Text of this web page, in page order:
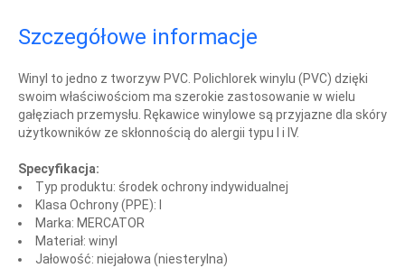
Szczegółowe informacje
Winyl to jedno z tworzyw PVC. Polichlorek winylu (PVC) dzięki
swoim właściwościom ma szerokie zastosowanie w wielu
gałęziach przemysłu. Rękawice winylowe są przyjazne dla skóry
użytkowników ze skłonnością do alergii typu I i IV.
Specyfikacja:
Typ produktu: środek ochrony indywidualnej
Klasa Ochrony (PPE): I
Marka: MERCATOR
Materiał: winyl
Jałowość: niejałowa (niesterylna)